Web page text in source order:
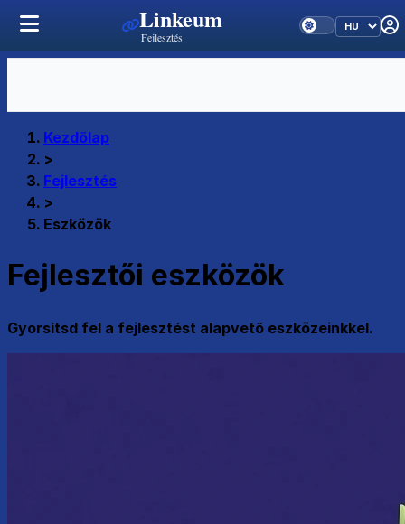
Linkeum
Fejlesztés
Kezdőlap
>
Fejlesztés
>
Eszközök
Fejlesztői eszközök
Gyorsítsd fel a fejlesztést alapvető eszközeinkkel.